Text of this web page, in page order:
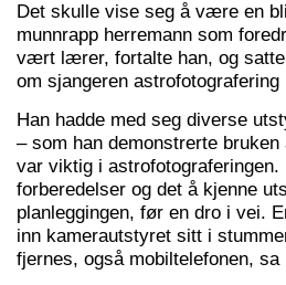
Det skulle vise seg å være en
munnrapp herremann som
vært lærer, fortalte han, og
om sjangeren astrofotografering
Han hadde med seg diverse
– som han demonstrerte
var viktig i
forberedelser og det å kjenne
planleggingen, før en dro i vei.
inn kamerautstyret sitt i
fjernes, også mobiltelefonen, sa